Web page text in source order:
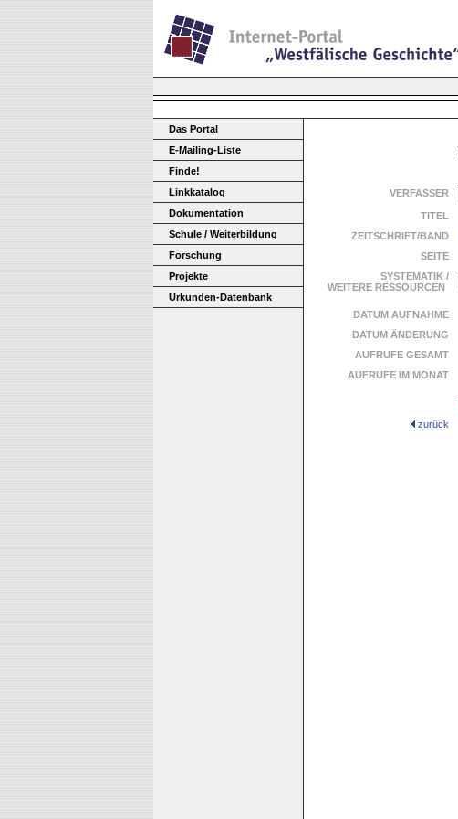
Das Portal
E-Mailing-Liste
Finde!
Linkkatalog
Dokumentation
Schule / Weiterbildung
Forschung
Projekte
Urkunden-Datenbank
VERFASSER
TITEL
ZEITSCHRIFT/BAND
SEITE
SYSTEMATIK /
WEITERE RESSOURCEN
DATUM AUFNAHME
DATUM ÄNDERUNG
AUFRUFE GESAMT
AUFRUFE IM MONAT
zurück